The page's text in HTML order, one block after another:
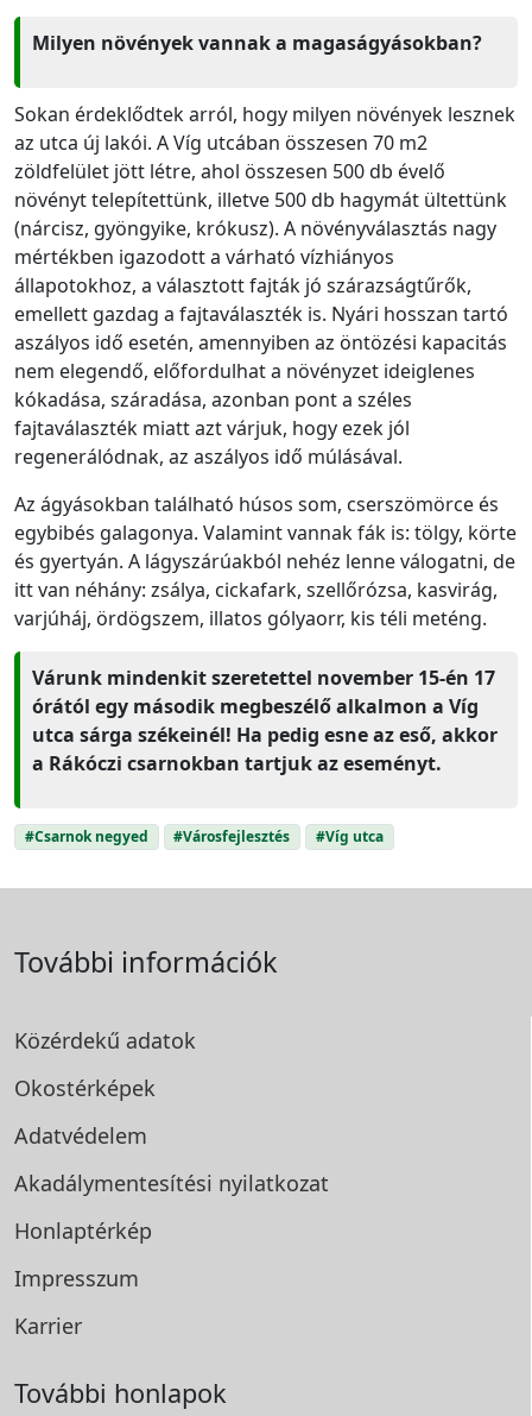
Milyen növények vannak a magaságyásokban?
Sokan érdeklődtek arról, hogy milyen növények lesznek
az utca új lakói. A Víg utcában összesen 70 m2
zöldfelület jött létre, ahol összesen 500 db évelő
növényt telepítettünk, illetve 500 db hagymát ültettünk
(nárcisz, gyöngyike, krókusz). A növényválasztás nagy
mértékben igazodott a várható vízhiányos
állapotokhoz, a választott fajták jó szárazságtűrők,
emellett gazdag a fajtaválaszték is. Nyári hosszan tartó
aszályos idő esetén, amennyiben az öntözési kapacitás
nem elegendő, előfordulhat a növényzet ideiglenes
kókadása, száradása, azonban pont a széles
fajtaválaszték miatt azt várjuk, hogy ezek jól
regenerálódnak, az aszályos idő múlásával.
Az ágyásokban található húsos som, cserszömörce és
egybibés galagonya. Valamint vannak fák is: tölgy, körte
és gyertyán. A lágyszárúakból nehéz lenne válogatni, de
itt van néhány: zsálya, cickafark, szellőrózsa, kasvirág,
varjúháj, ördögszem, illatos gólyaorr, kis téli meténg.
Várunk mindenkit szeretettel november 15-én 17
órától egy második megbeszélő alkalmon a Víg
utca sárga székeinél! Ha pedig esne az eső, akkor
a Rákóczi csarnokban tartjuk az eseményt.
#Csarnok negyed #Városfejlesztés #Víg utca
További információk
Közérdekű adatok
Okostérképek
Adatvédelem
Akadálymentesítési nyilatkozat
Honlaptérkép
Impresszum
Karrier
További honlapok